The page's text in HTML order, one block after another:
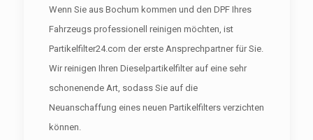
Wenn Sie aus Bochum kommen und den DPF Ihres
Fahrzeugs professionell reinigen möchten, ist
Partikelfilter24.com der erste Ansprechpartner für Sie.
Wir reinigen Ihren Dieselpartikelfilter auf eine sehr
schonenende Art, sodass Sie auf die
Neuanschaffung eines neuen Partikelfilters verzichten
können.